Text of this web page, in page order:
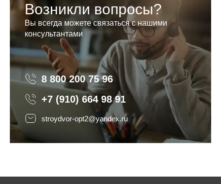
Возникли вопросы?
Вы всегда можете связаться с нашими
консультантами
8 800 200 75 96 8 800 200 75 96
+7 (910) 664 98 91
stroydvor-opt2@yandex.ru